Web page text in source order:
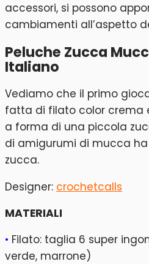
accessori, si possono
cambiamenti all’aspetto
Peluche Zucca
Italiano
Vediamo che il primo
fatta di filato color crema
a forma di una piccola
di amigurumi di mucca
zucca.
Designer: crochetcalls
MATERIALI
• Filato: taglia 6 super
verde, marrone)